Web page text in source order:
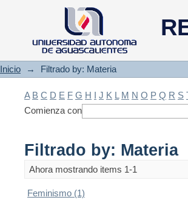
Filtrado by: Materia
Inicio → Filtrado by: Materia
A B C D E F G H I J K L M N O P Q R S
Comienza con
Filtrado by: Materia
Ahora mostrando items 1-1
Feminismo (1)